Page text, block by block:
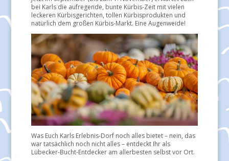
bei Karls die aufregende, bunte Kürbis-Zeit mit vielen
leckeren Kürbisgerichten, tollen Kürbisprodukten und
natürlich dem großen Kürbis-Markt. Eine Augenweide!
Was Euch Karls Erlebnis-Dorf noch alles bietet – nein, das
war tatsächlich noch nicht alles – entdeckt Ihr als
Lübecker-Bucht-Entdecker am allerbesten selbst vor Ort.